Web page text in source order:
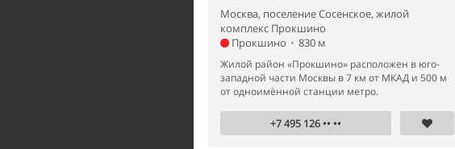
Москва, поселение Сосенское, жилой
комплекс Прокшино
Прокшино • 830 м
Жилой район «Прокшино» расположен в юго-
западной части Москвы в 7 км от МКАД и 500 м
от одноимённой станции метро.
+7 495 126 •• ••